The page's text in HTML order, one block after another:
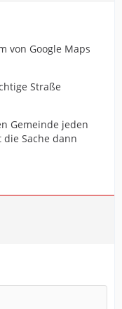
von Google Maps
Straße
Gemeinde jeden
Sache dann